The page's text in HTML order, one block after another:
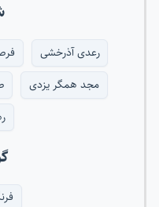
رعدی آذرخشی
مجد همگر یزدی